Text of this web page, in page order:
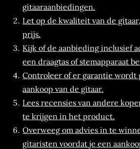
gitaaraanbiedingen.
Let op de kwaliteit van de
prijs.
Kijk of de aanbieding inclusief
een draagtas of stemapparaat
Controleer of er garantie wordt
aankoop van de gitaar.
Lees recensies van andere
te krijgen in het product.
Overweeg om advies in te
gitaristen voordat je een